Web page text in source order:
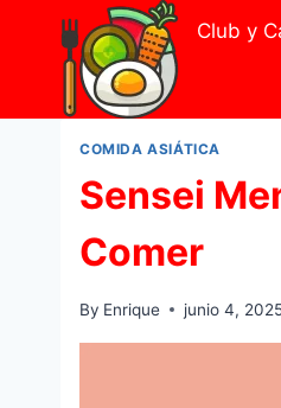
Club y
COMIDA ASIÁTICA
Sensei
Comer
By Enrique junio 4,